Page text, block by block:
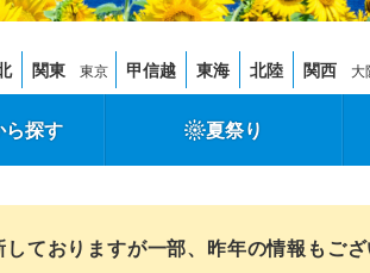
関東 東京 甲信越 東海 北陸 関西 大
ら探す 夏祭り
ておりますが一部、昨年の情報もござ